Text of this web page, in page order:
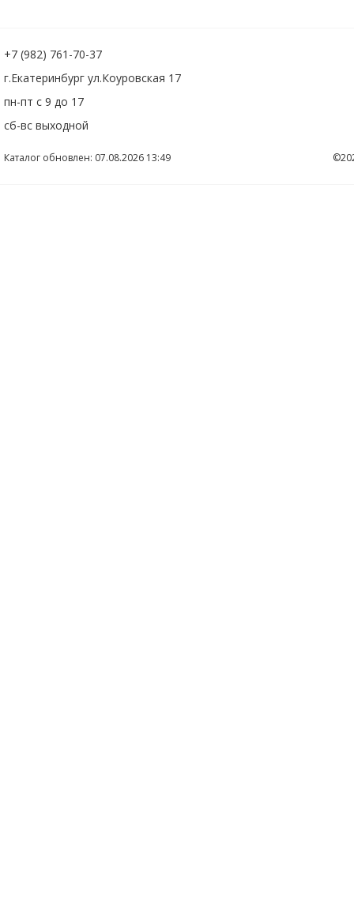
+7 (982) 761-70-37
г.Екатеринбург ул.Коуровская 17
пн-пт с 9 до 17
сб-вс выходной
Каталог обновлен: 07.08.2026 13:49